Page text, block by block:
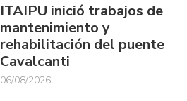
ITAIPU inició trabajos de
mantenimiento y
rehabilitación del puente
Cavalcanti
06/08/2026